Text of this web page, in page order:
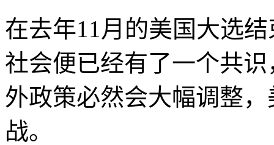
在去年11月的美国大选
社会便已经有了一个共
外政策必然会大幅调整
战。